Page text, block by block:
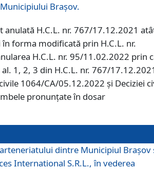
Braşov.
anulată H.C.L. nr. 767/17.12.2021
forma modificată prin H.C.L. nr.
H.C.L. nr. 95/11.02.2022 prin
1, 2, 3 din H.C.L. nr. 767/
1064/CA/05.12.2022 și Deciziei
pronunțate în dosar
dintre Municipiul Brașov
International S.R.L., în vederea